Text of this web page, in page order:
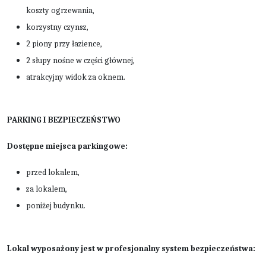
koszty ogrzewania,
korzystny czynsz,
2 piony przy łazience,
2 słupy nośne w części głównej,
atrakcyjny widok za oknem.
PARKING I BEZPIECZEŃSTWO
Dostępne miejsca parkingowe:
przed lokalem,
za lokalem,
poniżej budynku.
Lokal wyposażony jest w profesjonalny system bezpieczeństwa: